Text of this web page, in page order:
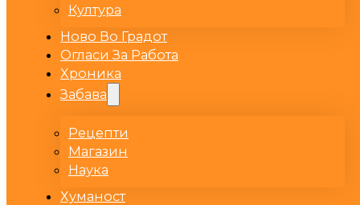
Култура
Ново Во Градот
Огласи За Работа
Хроника
Забава
Рецепти
Магазин
Наука
Хуманост